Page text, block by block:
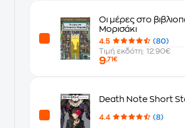
Οι μέρες στο
Μορισάκι
4.5
(80)
Τιμή εκδότη: 12.90€
9,71€
Death Note Short
4.4 (8)